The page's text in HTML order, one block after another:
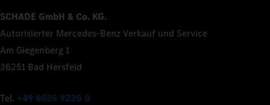
SCHADE GmbH & Co. KG.
Autorisierter Mercedes-Benz Verkauf und Service
Am Giegenberg 1
36251 Bad Hersfeld
Tel. +49 6625 9220 0